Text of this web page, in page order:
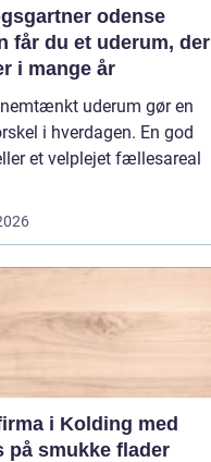
odense
får du et uderum, der
i mange år
uderum gør en
i hverdagen. En god
et velplejet fællesareal
i Kolding med
på smukke flader